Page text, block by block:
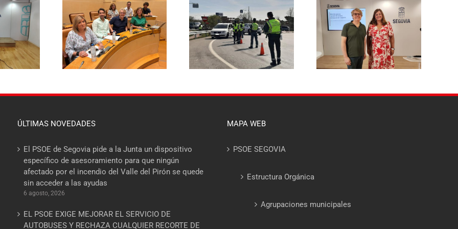
rebajar un 20%
basuras y
el mayor
fiscal soportado
segovianas
El PSOE pide
responsabilidades políticas
al PP tras las diligencias
abiertas a la alcaldesa de La
Lastrilla por un presunto
incidente con la Guardia Civil
El PSOE propone reducir un
20 % la tasa de basuras para
las viviendas habituales y
hacerla más justa para las
familias segovianas
El PSOE de Segovia pide a la
Junta un dispositivo
específico de asesoramiento
para que ningún afectado
por el incendio del Valle del
Pirón se quede sin acceder a
las ayudas
ÚLTIMAS NOVEDADES
El PSOE de Segovia pide a la Junta un dispositivo
específico de asesoramiento para que ningún
afectado por el incendio del Valle del Pirón se quede
sin acceder a las ayudas
6 agosto, 2026
EL PSOE EXIGE MEJORAR EL SERVICIO DE
AUTOBUSES Y RECHAZA CUALQUIER RECORTE DE
MAPA WEB
PSOE SEGOVIA
Estructura Orgánica
Agrupaciones municipales